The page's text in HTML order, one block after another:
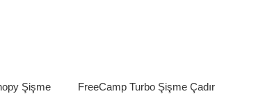
Şişme
FreeCamp Turbo Şişme Çadır